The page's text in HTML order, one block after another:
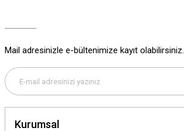
Mail adresinizle e-bültenimize kayıt olabilirsiniz.
Kurumsal